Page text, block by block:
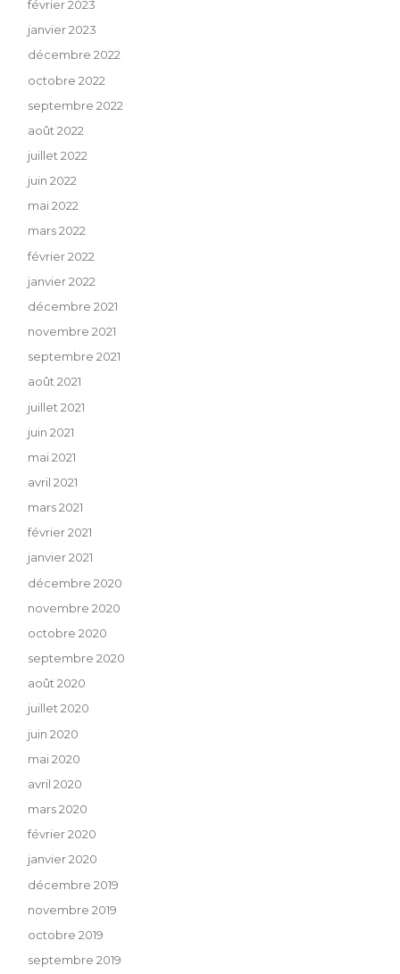
février 2023
janvier 2023
décembre 2022
octobre 2022
septembre 2022
août 2022
juillet 2022
juin 2022
mai 2022
mars 2022
février 2022
janvier 2022
décembre 2021
novembre 2021
septembre 2021
août 2021
juillet 2021
juin 2021
mai 2021
avril 2021
mars 2021
février 2021
janvier 2021
décembre 2020
novembre 2020
octobre 2020
septembre 2020
août 2020
juillet 2020
juin 2020
mai 2020
avril 2020
mars 2020
février 2020
janvier 2020
décembre 2019
novembre 2019
octobre 2019
septembre 2019